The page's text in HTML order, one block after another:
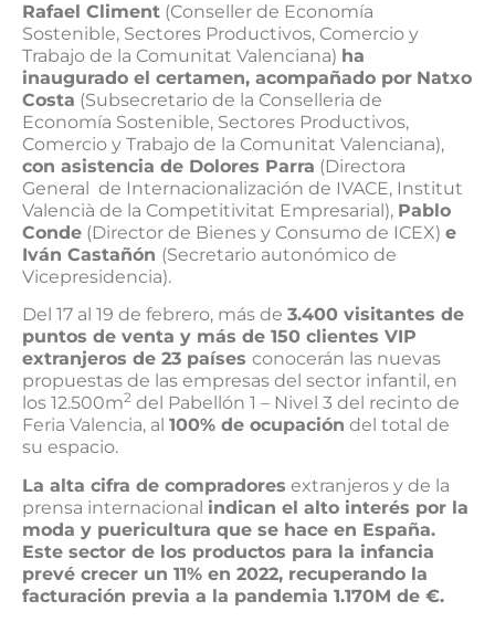
Rafael Climent (Conseller de Economía
Sostenible, Sectores Productivos, Comercio y
Trabajo de la Comunitat Valenciana) ha
inaugurado el certamen, acompañado por Natxo
Costa (Subsecretario de la Conselleria de
Economía Sostenible, Sectores Productivos,
Comercio y Trabajo de la Comunitat Valenciana),
con asistencia de Dolores Parra (Directora
General de Internacionalización de IVACE, Institut
Valencià de la Competitivitat Empresarial), Pablo
Conde (Director de Bienes y Consumo de ICEX) e
Iván Castañón (Secretario autonómico de
Vicepresidencia).
Del 17 al 19 de febrero, más de 3.400 visitantes de
puntos de venta y más de 150 clientes VIP
extranjeros de 23 países conocerán las nuevas
propuestas de las empresas del sector infantil, en
los 12.500m2 del Pabellón 1 – Nivel 3 del recinto de
Feria Valencia, al 100% de ocupación del total de
su espacio.
La alta cifra de compradores extranjeros y de la
prensa internacional indican el alto interés por la
moda y puericultura que se hace en España.
Este sector de los productos para la infancia
prevé crecer un 11% en 2022, recuperando la
facturación previa a la pandemia 1.170M de €.